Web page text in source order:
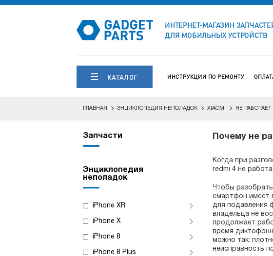
ИНТЕРНЕТ-МАГАЗИН
ДЛЯ МОБИЛЬНЫХ УСТРОЙСТВ
КАТАЛОГ ИНСТРУКЦИИ ПО РЕМОНТУ
ГЛАВНАЯ ЭНЦИКЛОПЕДИЯ НЕПОЛАДОК XIAOMI НЕ РАБОТАЕТ
Запчасти
Энциклопедия
неполадок
iPhone XR
iPhone X
iPhone 8
iPhone 8 Plus
Почему не
Когда при
redmi 4 не
Чтобы
смартфон имеет
для подавления
владельца не
продолжает
время
можно так:
неисправность